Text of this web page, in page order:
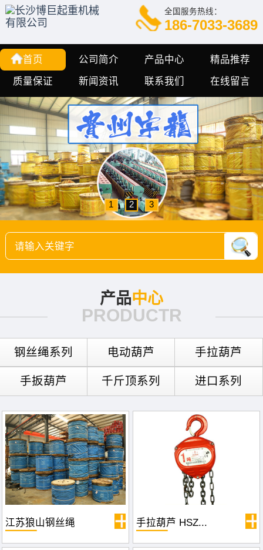
全国服务热线：
186-7033-3689
首页 公司简介 产品中心 精品推荐
质量保证 新闻资讯 联系我们 在线留言
1 2 3
产品中心
PRODUCTR
钢丝绳系列 电动葫芦 手拉葫芦
手扳葫芦 千斤顶系列 进口系列
江苏狼山钢丝绳 手拉葫芦 HSZ...